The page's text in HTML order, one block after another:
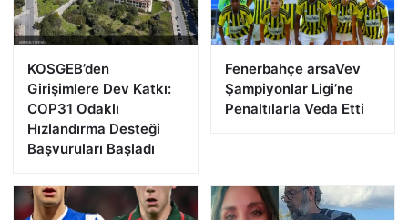
KOSGEB’den
Girişimlere Dev Katkı:
COP31 Odaklı
Hızlandırma Desteği
Başvuruları Başladı
Fenerbahçe arsaVev
Şampiyonlar Ligi’ne
Penaltılarla Veda Etti